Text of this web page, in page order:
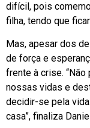
difícil, pois
filha, tendo que
Mas, apesar dos
de força e
frente à crise.
nossas vidas e
decidir-se pela
casa”, finaliza